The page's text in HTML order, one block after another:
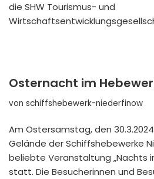
die SHW Tourismus- und
Osternacht im
von schiffshebewerk-niederfinow
Am Ostersamstag, den
Gelände der Schiffshebewerke
beliebte Veranstaltung „Nachts
statt. Die Besucherinnen und